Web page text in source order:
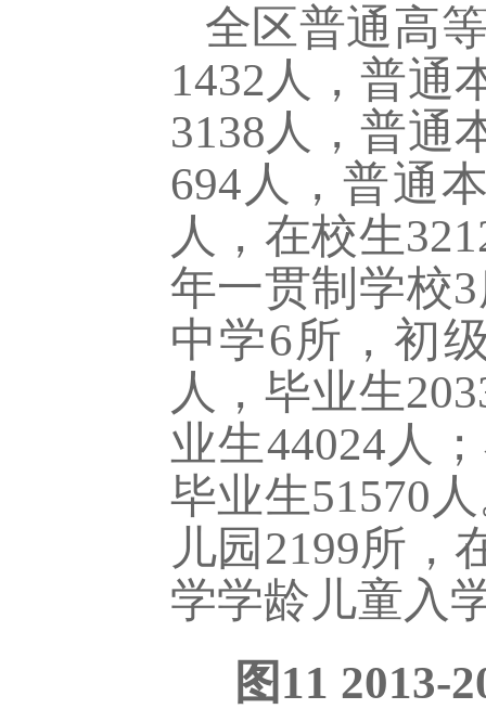
全区普通高
1432 人，普通
3138 人，普通
694 人，普通
人，在校生
年一贯制学校3
中学6所，初
人，毕业生
业生44024 人
毕业生51570
儿园 2199所，
学学龄儿童入
图11 2013-